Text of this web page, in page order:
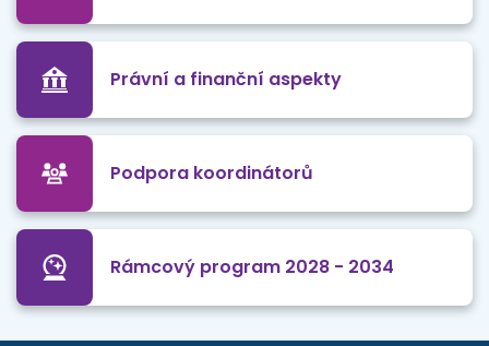
Právní a finanční aspekty
Podpora koordinátorů
Rámcový program 2028 - 2034